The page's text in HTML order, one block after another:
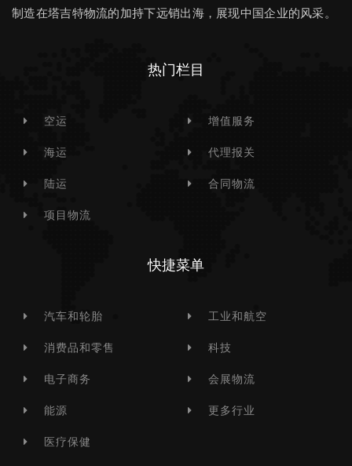
制造在塔吉特物流的加持下远销出海，展现中国企业的风采。
热门栏目
空运
海运
陆运
项目物流
增值服务
代理报关
合同物流
快捷菜单
汽车和轮胎
消费品和零售
电子商务
能源
医疗保健
工业和航空
科技
会展物流
更多行业